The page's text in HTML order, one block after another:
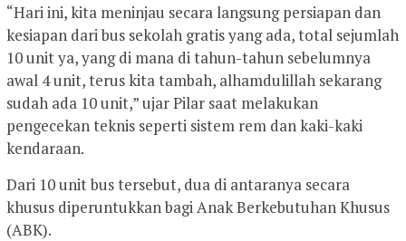
“Hari ini, kita meninjau secara langsung persiapan dan
kesiapan dari bus sekolah gratis yang ada, total sejumlah
10 unit ya, yang di mana di tahun-tahun sebelumnya
awal 4 unit, terus kita tambah, alhamdulillah sekarang
sudah ada 10 unit,” ujar Pilar saat melakukan
pengecekan teknis seperti sistem rem dan kaki-kaki
kendaraan.
Dari 10 unit bus tersebut, dua di antaranya secara
khusus diperuntukkan bagi Anak Berkebutuhan Khusus
(ABK).